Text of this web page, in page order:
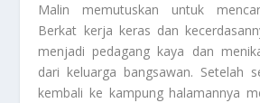
Malin memutuskan untuk
Berkat kerja keras dan
menjadi pedagang kaya dan
dari keluarga bangsawan. Setelah
kembali ke kampung halamannya